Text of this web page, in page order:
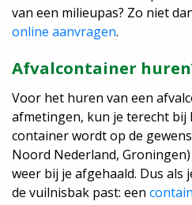
van een milieupas? Zo niet
online aanvragen.
Afvalcontainer
Voor het huren van een
afmetingen, kun je terecht bij
container wordt op de
Noord Nederland,
weer bij je afgehaald. Dus als
de vuilnisbak past: een